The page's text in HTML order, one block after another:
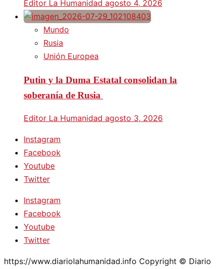
Editor La Humanidad agosto 4, 2026
Mundo
Rusia
Unión Europea
Putin y la Duma Estatal consolidan la
soberanía de Rusia
Editor La Humanidad agosto 3, 2026
Instagram
Facebook
Youtube
Twitter
Instagram
Facebook
Youtube
Twitter
https://www.diariolahumanidad.info Copyright © Diario